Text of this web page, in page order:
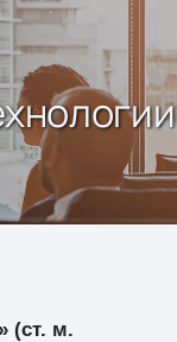
(ст. м.